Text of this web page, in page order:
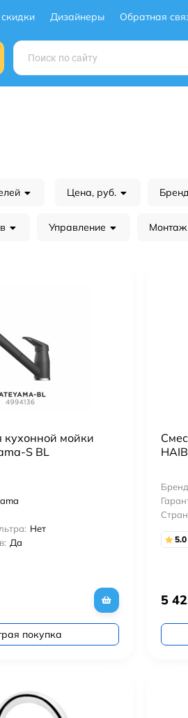
Дизайнеры Обратная
Цена, руб.
Управление Монтаж
кухонной мойки
S BL
Нет
Да
покупка
5.0
5